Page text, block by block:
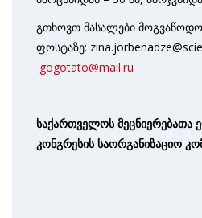
გთხოვთ მასალები
ფოსტაზე:
gogotato@mail.ru
საქართველოს მეცნიერებათა
კონგრესის საორგანიზაციო